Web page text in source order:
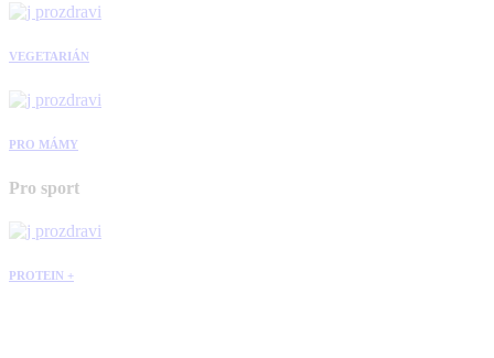
VEGETARIÁN
PRO MÁMY
Pro sport
PROTEIN +